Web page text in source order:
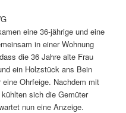
eine 36-jährige und eine
in einer Wohnung
die 36 Jahre alte Frau
ein Holzstück ans Bein
Ohrfeige. Nachdem mit
sich die Gemüter
nun eine Anzeige.